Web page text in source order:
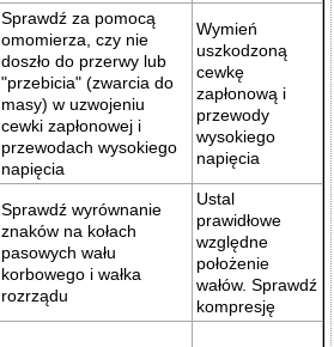
Sprawdź za pomocą
omomierza, czy nie
doszło do przerwy lub
"przebicia" (zwarcia do
masy) w uzwojeniu
cewki zapłonowej i
przewodach wysokiego
napięcia
Wymień
uszkodzoną
cewkę
zapłonową i
przewody
wysokiego
napięcia
Sprawdź wyrównanie
znaków na kołach
pasowych wału
korbowego i wałka
rozrządu
Ustal
prawidłowe
względne
położenie
wałów. Sprawdź
kompresję